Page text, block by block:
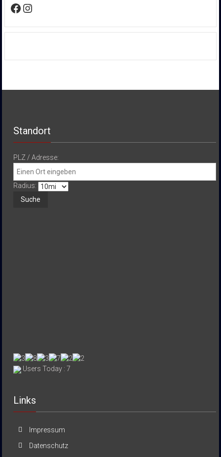
Facebook
Instagram
Standort
PLZ / Adresse:
Radius:
Users Today : 7
Links
Impressum
Datenschutz